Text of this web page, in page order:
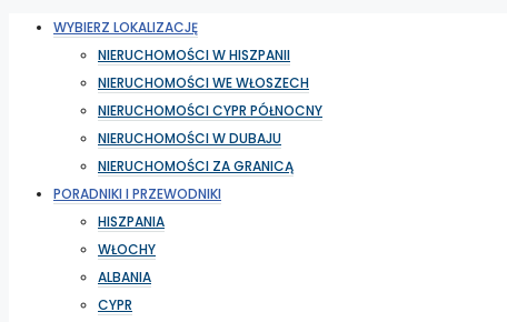
WYBIERZ LOKALIZACJĘ
NIERUCHOMOŚCI W HISZPANII
NIERUCHOMOŚCI WE WŁOSZECH
NIERUCHOMOŚCI CYPR PÓŁNOCNY
NIERUCHOMOŚCI W DUBAJU
NIERUCHOMOŚCI ZA GRANICĄ
PORADNIKI I PRZEWODNIKI
HISZPANIA
WŁOCHY
ALBANIA
CYPR